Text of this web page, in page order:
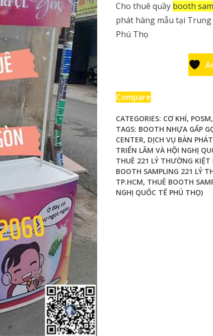
Cho thuê quầy booth
phát hàng mẫu tại
Phú Thọ
Compare
CATEGORIES: CƠ KHÍ, POSM,
TAGS: BOOTH NHỰA GẤP
CENTER, DỊCH VỤ BÀN
TRIỂN LÃM VÀ HỘI NGHỊ
THUÊ 221 LÝ THƯỜNG
BOOTH SAMPLING 221 LÝ
TP.HCM, THUÊ BOOTH
NGHỊ QUỐC TẾ PHÚ THỌ)